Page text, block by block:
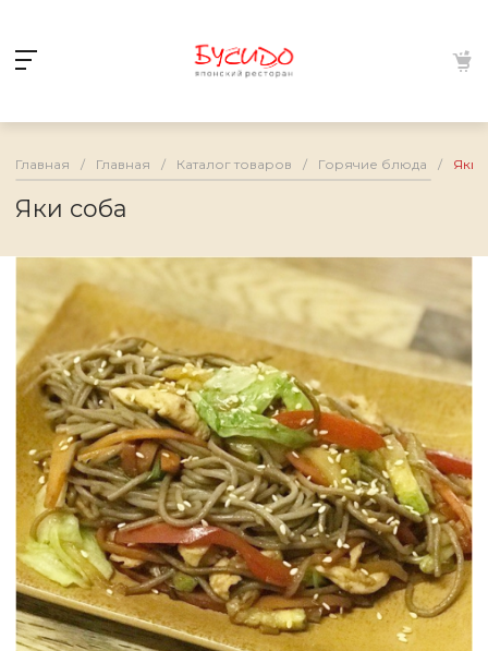
Главная / Главная / Каталог товаров / Горячие блюда / Яки
Яки соба